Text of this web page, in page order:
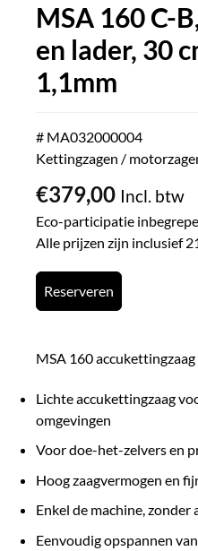
MSA 160 C-
en lader, 30
1,1mm
# MA032000004
Kettingzagen /
€379,00 Incl. btw
Eco-participatie
Alle prijzen zijn inclusief
Reserveren
MSA 160
Lichte accukettingzaag
omgevingen
Voor doe-het-zelvers en
Hoog zaagvermogen en
Enkel de machine, zonder
Eenvoudig opspannen